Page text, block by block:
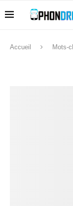
Accueil Mots-